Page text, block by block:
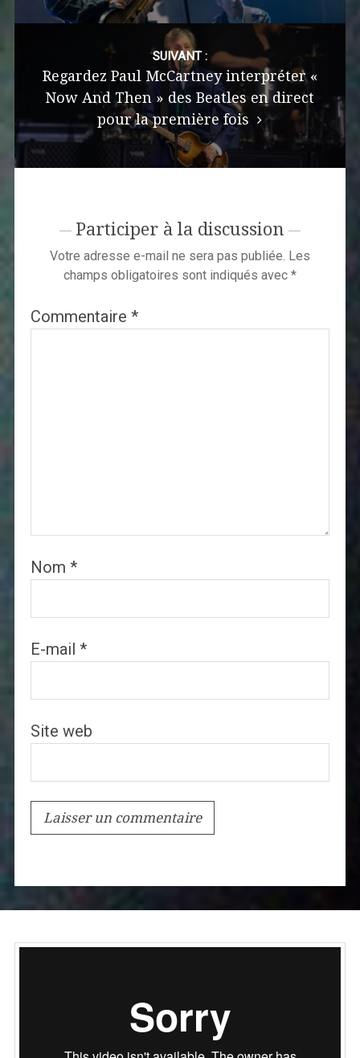
SUIVANT :
Regardez Paul McCartney interpréter «
Now And Then » des Beatles en direct
pour la première fois
Participer à la discussion
Votre adresse e-mail ne sera pas publiée. Les
champs obligatoires sont indiqués avec *
Commentaire *
Nom *
E-mail *
Site web